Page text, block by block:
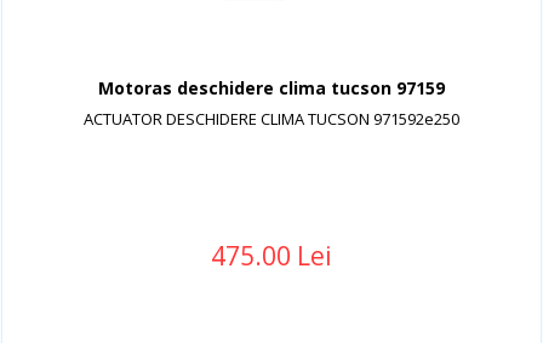
Motoras deschidere clima tucson 97159
ACTUATOR DESCHIDERE CLIMA TUCSON 971592e250
475.00 Lei